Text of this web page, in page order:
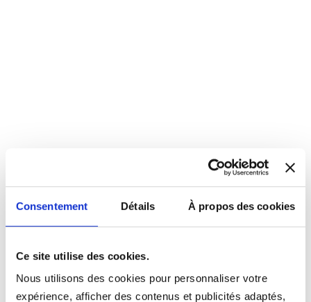
Consentement Détails À propos des cookies
Ce site utilise des cookies.
Nous utilisons des cookies pour personnaliser votre
expérience, afficher des contenus et publicités adaptés,